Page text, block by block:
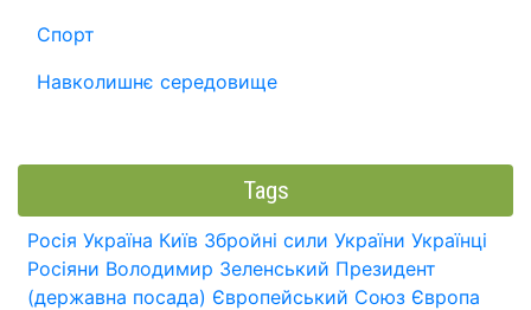
Спорт
Навколишнє середовище
Tags
Росія Україна Київ Збройні сили України Українці
Росіяни Володимир Зеленський Президент
(державна посада) Європейський Союз Європа